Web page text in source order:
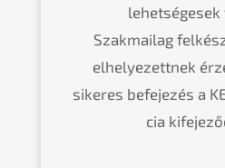
lehetsé­ge­sek
Szakmai­lag
elhelye­zett­nek
sikeres befeje­zés a
cia